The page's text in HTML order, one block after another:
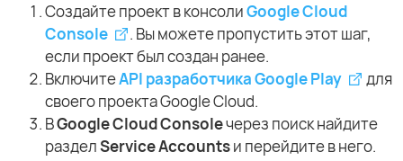
Создайте проект в консолиGoogle Cloud
Console
. Вы можете пропустить этот шаг,
если проект был создан ранее.
ВключитеAPI разработчика Google Play
для
своего проекта Google Cloud.
ВGoogle Cloud Consoleчерез поиск найдите
разделService Accountsи перейдите в него.